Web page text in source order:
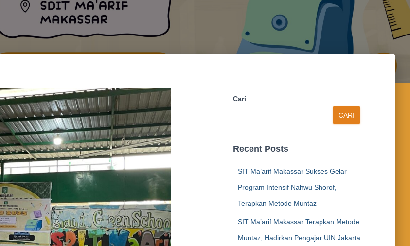
Cari
CARI
Recent Posts
SIT Ma’arif Makassar Sukses Gelar
Program Intensif Nahwu Shorof,
Terapkan Metode Muntaz
SIT Ma’arif Makassar Terapkan Metode
Muntaz, Hadirkan Pengajar UIN Jakarta